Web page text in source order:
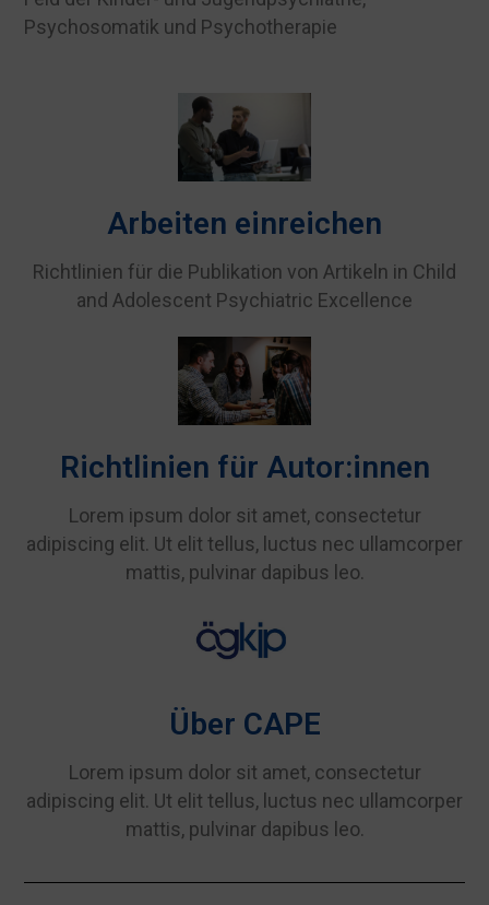
Psychosomatik und Psychotherapie
Arbeiten einreichen
Richtlinien für die Publikation von Artikeln in Child
and Adolescent Psychiatric Excellence
Richtlinien für Autor:innen
Lorem ipsum dolor sit amet, consectetur
adipiscing elit. Ut elit tellus, luctus nec ullamcorper
mattis, pulvinar dapibus leo.
Über CAPE
Lorem ipsum dolor sit amet, consectetur
adipiscing elit. Ut elit tellus, luctus nec ullamcorper
mattis, pulvinar dapibus leo.